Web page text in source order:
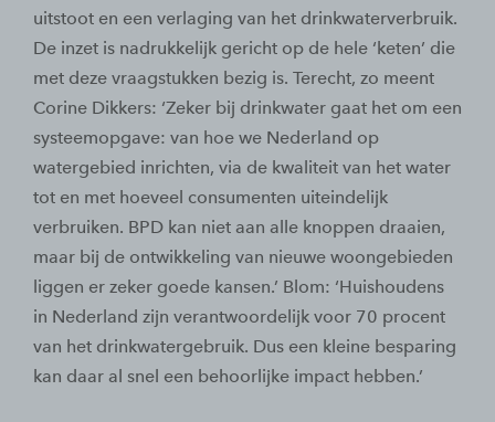
uitstoot en een verlaging van het drinkwaterverbruik.
De inzet is nadrukkelijk gericht op de hele ‘keten’ die
met deze vraagstukken bezig is. Terecht, zo meent
Corine Dikkers: ‘Zeker bij drinkwater gaat het om een
systeemopgave: van hoe we Nederland op
watergebied inrichten, via de kwaliteit van het water
tot en met hoeveel consumenten uiteindelijk
verbruiken. BPD kan niet aan alle knoppen draaien,
maar bij de ontwikkeling van nieuwe woongebieden
liggen er zeker goede kansen.’ Blom: ‘Huishoudens
in Nederland zijn verantwoordelijk voor 70 procent
van het drinkwatergebruik. Dus een kleine besparing
kan daar al snel een behoorlijke impact hebben.’